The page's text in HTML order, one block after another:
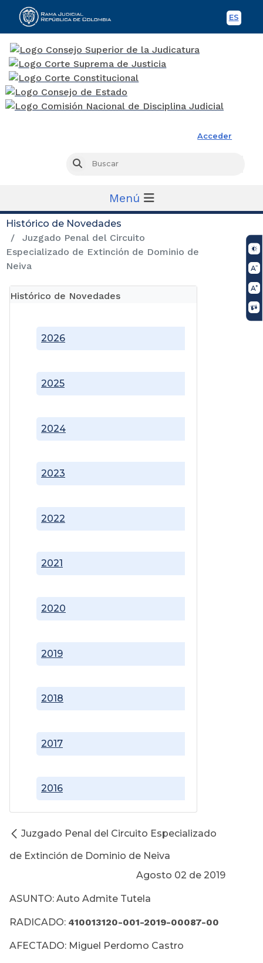
ES
Acceder
Buscar
Menú
Histórico de Novedades
Juzgado Penal del Circuito
Especializado de Extinción de Dominio de
Neiva
Histórico de Novedades
2016
2017
2018
2019
2020
2021
2022
2023
2024
2025
2026
Juzgado Penal del Circuito Especializado
de Extinción de Dominio de Neiva
Agosto 02 de 2019
ASUNTO: Auto Admite Tutela
RADICADO: 410013120-001-2019-00087-00
AFECTADO: Miguel Perdomo Castro